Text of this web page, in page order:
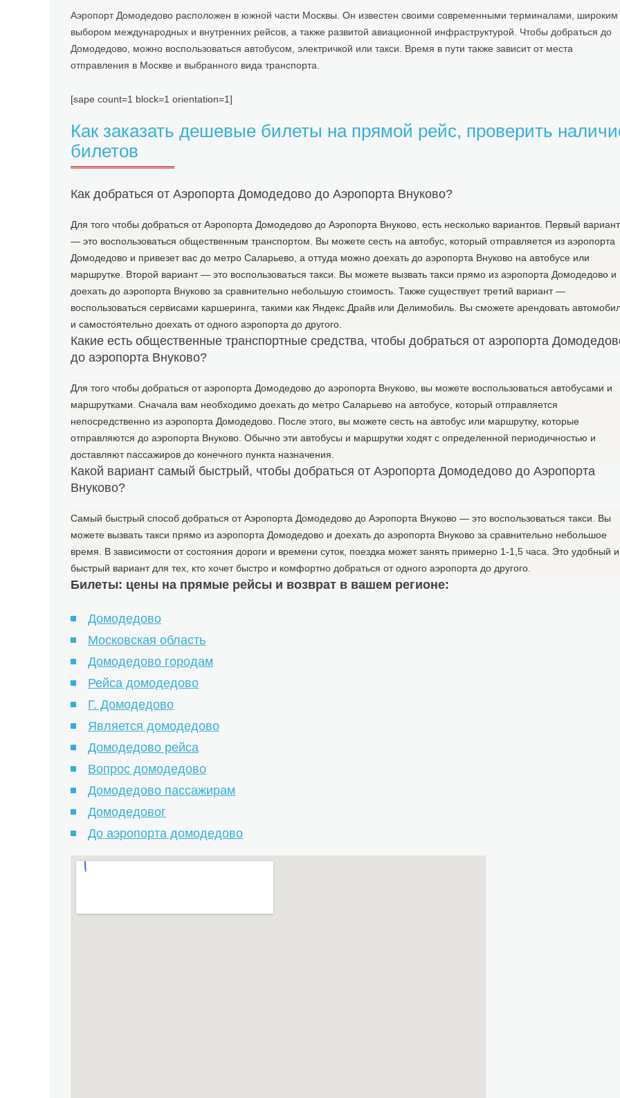
Аэропорт Домодедово расположен в южной части Москвы. Он известен своими современными терминалами, широким
выбором международных и внутренних рейсов, а также развитой авиационной инфраструктурой. Чтобы добраться до
Домодедово, можно воспользоваться автобусом, электричкой или такси. Время в пути также зависит от места
отправления в Москве и выбранного вида транспорта.
[sape count=1 block=1 orientation=1]
Как заказать дешевые билеты на прямой рейс, проверить
билетов
Как добраться от Аэропорта Домодедово до Аэропорта Внуково?
Для того чтобы добраться от Аэропорта Домодедово до Аэропорта Внуково, есть несколько вариантов. Первый вариант
— это воспользоваться общественным транспортом. Вы можете сесть на автобус, который отправляется из аэропорта
Домодедово и привезет вас до метро Саларьево, а оттуда можно доехать до аэропорта Внуково на автобусе или
маршрутке. Второй вариант — это воспользоваться такси. Вы можете вызвать такси прямо из аэропорта Домодедово и
доехать до аэропорта Внуково за сравнительно небольшую стоимость. Также существует третий вариант —
воспользоваться сервисами каршеринга, такими как Яндекс.Драйв или Делимобиль. Вы сможете арендовать
и самостоятельно доехать от одного аэропорта до другого.
Какие есть общественные транспортные средства, чтобы добраться от аэропорта
до аэропорта Внуково?
Для того чтобы добраться от аэропорта Домодедово до аэропорта Внуково, вы можете воспользоваться автобусами и
маршрутками. Сначала вам необходимо доехать до метро Саларьево на автобусе, который отправляется
непосредственно из аэропорта Домодедово. После этого, вы можете сесть на автобус или маршрутку, которые
отправляются до аэропорта Внуково. Обычно эти автобусы и маршрутки ходят с определенной периодичностью и
доставляют пассажиров до конечного пункта назначения.
Какой вариант самый быстрый, чтобы добраться от Аэропорта Домодедово до Аэропорта
Внуково?
Самый быстрый способ добраться от Аэропорта Домодедово до Аэропорта Внуково — это воспользоваться такси. Вы
можете вызвать такси прямо из аэропорта Домодедово и доехать до аэропорта Внуково за сравнительно небольшое
время. В зависимости от состояния дороги и времени суток, поездка может занять примерно 1-1,5 часа. Это удобный и
быстрый вариант для тех, кто хочет быстро и комфортно добраться от одного аэропорта до другого.
Билеты: цены на прямые рейсы и возврат в вашем регионе:
Домодедово
Московская область
Домодедово городам
Рейса домодедово
Г. Домодедово
Является домодедово
Домодедово рейса
Вопрос домодедово
Домодедово пассажирам
Домодедовог
До аэропорта домодедово